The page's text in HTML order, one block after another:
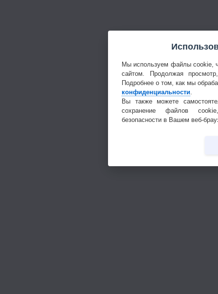
Мы используем файлы cookie,
сайтом. Продолжая
Подробнее о том, как мы
конфиденциальности.
Вы также можете
сохранение файлов
безопасности в Вашем веб-